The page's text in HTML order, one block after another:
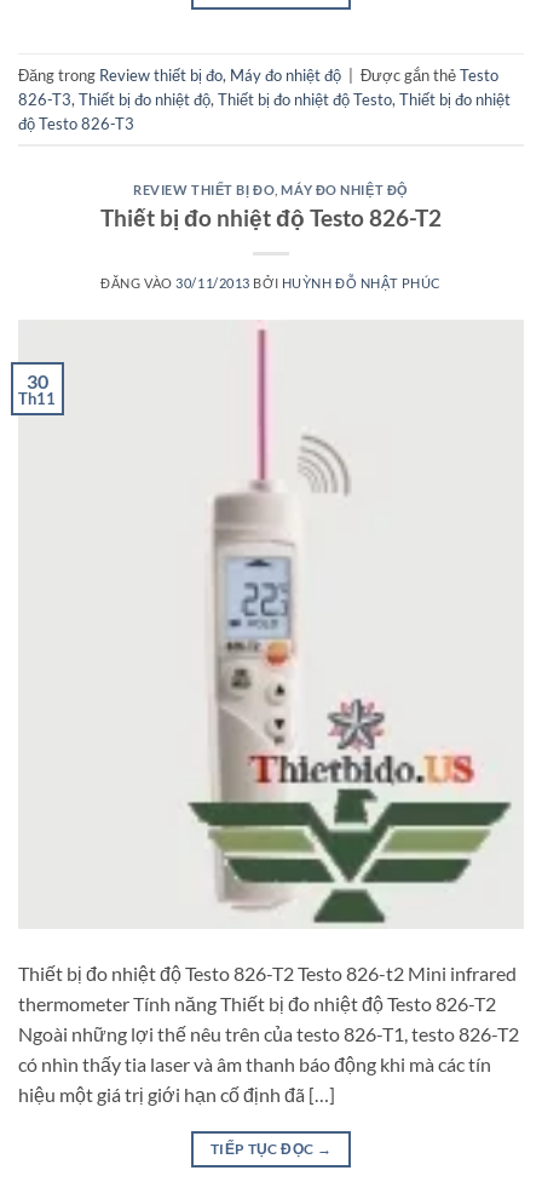
Đăng trong Review thiết bị đo, Máy đo nhiệt độ Được gắn thẻTesto
826-T3, Thiết bị đo nhiệt độ, Thiết bị đo nhiệt độ Testo, Thiết bị đo nhiệt
độ Testo 826-T3
REVIEW THIẾT BỊ ĐO ,MÁY ĐO NHIỆT ĐỘ
Thiết bị đo nhiệt độ Testo 826-T2
ĐĂNG VÀO30/11/2013 BỞI HUỲNH ĐỖ NHẬT PHÚC
30
Th11
Thiết bị đo nhiệt độ Testo 826-T2 Testo 826-t2 Mini infrared
thermometer Tính năng Thiết bị đo nhiệt độ Testo 826-T2
Ngoài những lợi thế nêu trên của testo 826-T1, testo 826-T2
có nhìn thấy tia laser và âm thanh báo động khi mà các tín
hiệu một giá trị giới hạn cố định đã […]
TIẾP TỤC ĐỌC →